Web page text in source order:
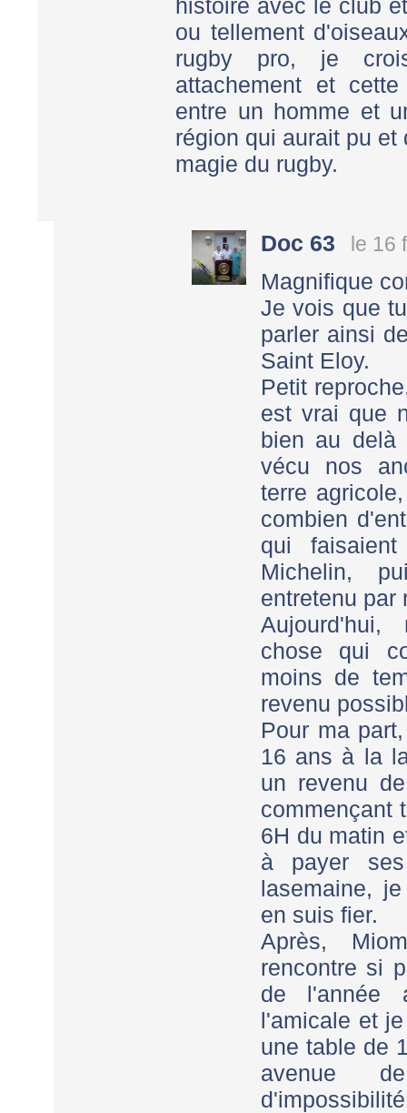
histoire avec le club
ou tellement
rugby pro, je
attachement et
entre un homme et
région qui aurait pu
magie du rugby.
Doc 63 le 16
Magnifique
Je vois que
parler ainsi
Saint Eloy.
Petit
est vrai que
bien au delà
vécu nos
terre
combien
qui
Michelin,
entretenu par
Aujourd'hui,
chose qui
moins de
revenu
Pour ma
16 ans à la
un revenu
commençant
6H du matin
à payer
lasemaine,
en suis fier.
Après,
rencontre si
de l'année
l'amicale et
une table de
avenue